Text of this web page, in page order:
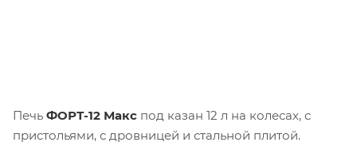
Печь ФОРТ-12 Макс под казан 12 л на колесах, с
пристольями, с дровницей и стальной плитой.